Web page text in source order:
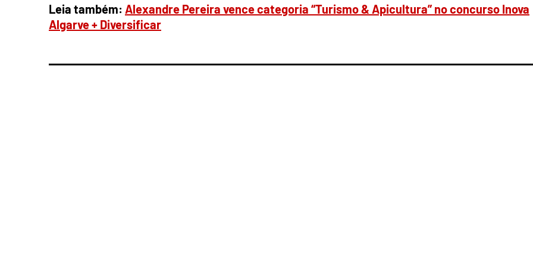
Leia também: Alexandre Pereira vence categoria “Turismo & Apicultura” no concurso Inova
Algarve + Diversificar